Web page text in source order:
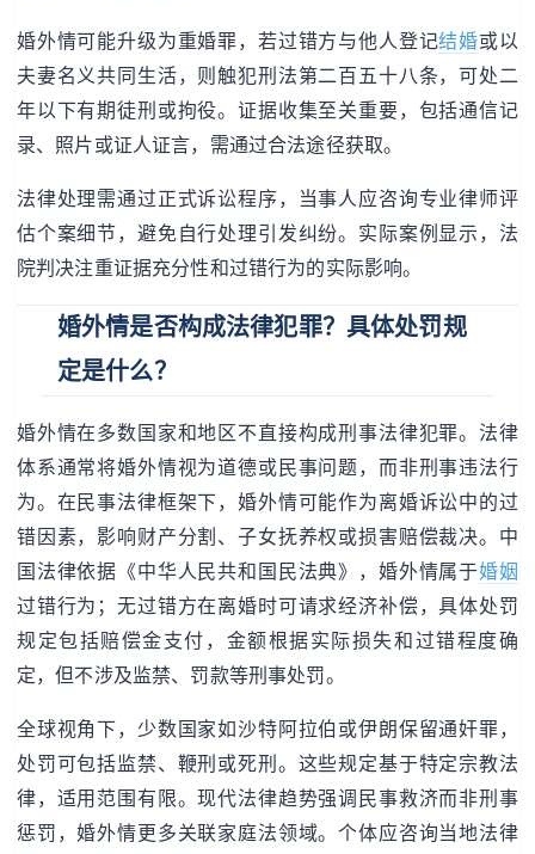
婚外情可能升级为重婚罪，若过错方与他人登记结婚或以
夫妻名义共同生活，则触犯刑法第二百五十八条，可处二
年以下有期徒刑或拘役。证据收集至关重要，包括通信记
录、照片或证人证言，需通过合法途径获取。
法律处理需通过正式诉讼程序，当事人应咨询专业律师评
估个案细节，避免自行处理引发纠纷。实际案例显示，法
院判决注重证据充分性和过错行为的实际影响。
婚外情是否构成法律犯罪？具体处罚规
定是什么？
婚外情在多数国家和地区不直接构成刑事法律犯罪。法律
体系通常将婚外情视为道德或民事问题，而非刑事违法行
为。在民事法律框架下，婚外情可能作为离婚诉讼中的过
错因素，影响财产分割、子女抚养权或损害赔偿裁决。中
国法律依据《中华人民共和国民法典》，婚外情属于婚姻
过错行为；无过错方在离婚时可请求经济补偿，具体处罚
规定包括赔偿金支付，金额根据实际损失和过错程度确
定，但不涉及监禁、罚款等刑事处罚。
全球视角下，少数国家如沙特阿拉伯或伊朗保留通奸罪，
处罚可包括监禁、鞭刑或死刑。这些规定基于特定宗教法
律，适用范围有限。现代法律趋势强调民事救济而非刑事
惩罚，婚外情更多关联家庭法领域。个体应咨询当地法律